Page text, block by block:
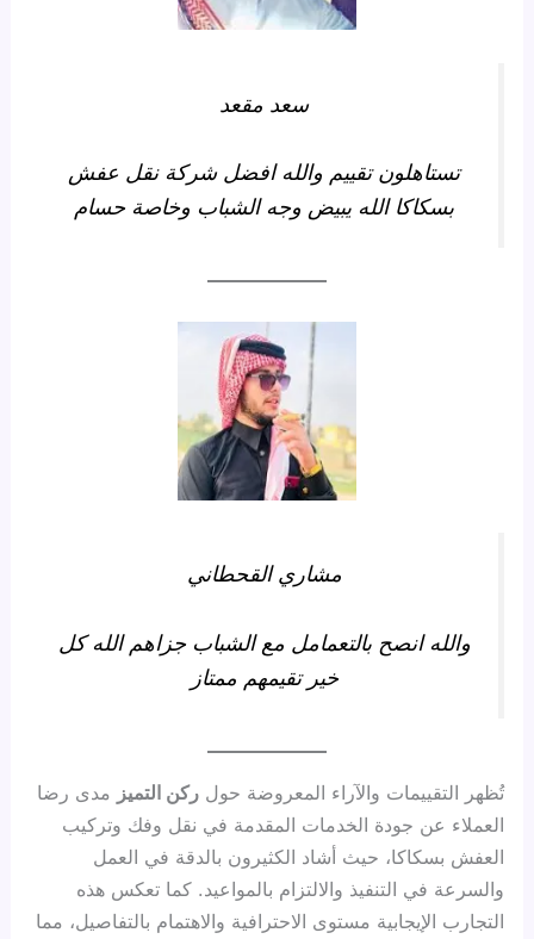
سعد مقعد
تستاهلون تقييم والله افضل شركة نقل عفش
بسكاكا الله يبيض وجه الشباب وخاصة حسام
مشاري القحطاني
والله انصح بالتعمامل مع الشباب جزاهم الله كل
خير تقيمهم ممتاز
تُظهر التقييمات والآراء المعروضة حولركن التميز مدى رضا
العملاء عن جودة الخدمات المقدمة في نقل وفك وتركيب
العفش بسكاكا، حيث أشاد الكثيرون بالدقة في العمل
والسرعة في التنفيذ والالتزام بالمواعيد. كما تعكس هذه
التجارب الإيجابية مستوى الاحترافية والاهتمام بالتفاصيل، مما